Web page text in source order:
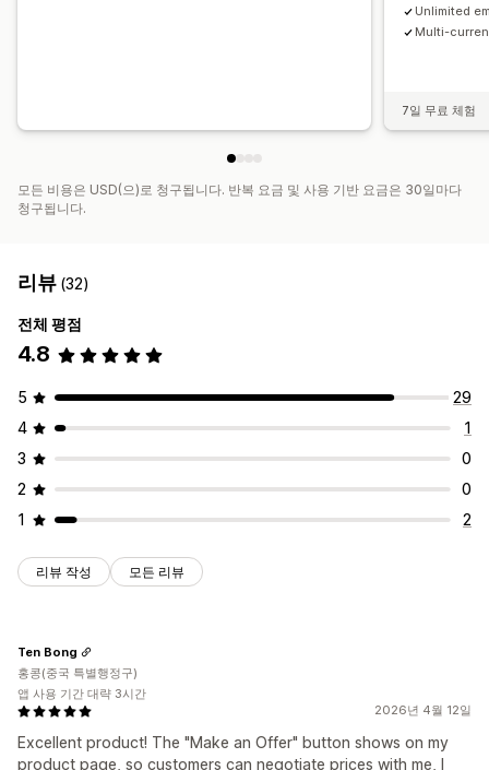
Unlimited
Multi-
7일 무료 체험
모든 비용은 USD(으)로 청구됩니다. 반복 요금 및 사용 기반 요금은 30일마다
청구됩니다.
리뷰 (32)
전체 평점
4.8
5
29
4
1
3
0
2
0
1
2
리뷰 작성 모든 리뷰
2026년 4월 12일
Excellent product! The "Make an Offer" button shows on my
product page, so customers can negotiate prices with me, I
Ten Bong
홍콩(중국 특별행정구)
앱 사용 기간 대략 3시간